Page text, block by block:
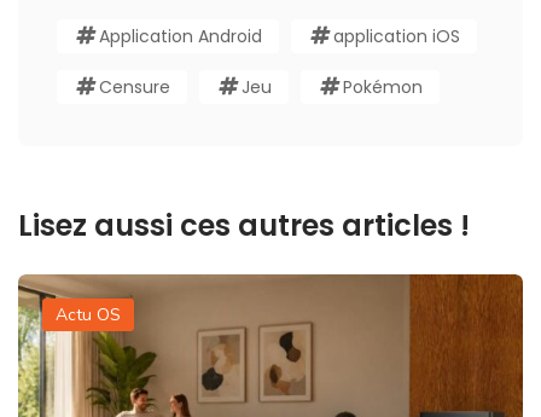
Application Android application iOS
Censure Jeu Pokémon
Lisez aussi ces autres articles !
Actu OS